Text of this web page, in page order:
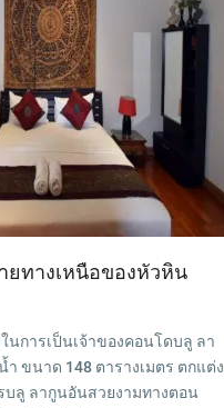
ยทางเหนือของหัวหิน
นการเป็นเจ้าของคอนโดบลู ลา
ำ ขนาด 148 ตารางเมตร ตกแต่ง
บลู ลากูนอันสวยงามทางตอน